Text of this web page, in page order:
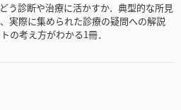
う診断や治療に活かすか．典型的な所見
実際に集められた診療の疑問への解説
の考え方がわかる1冊．